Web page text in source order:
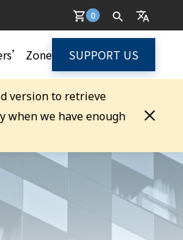
0
Zone SUPPORT US
version to retrieve
when we have enough